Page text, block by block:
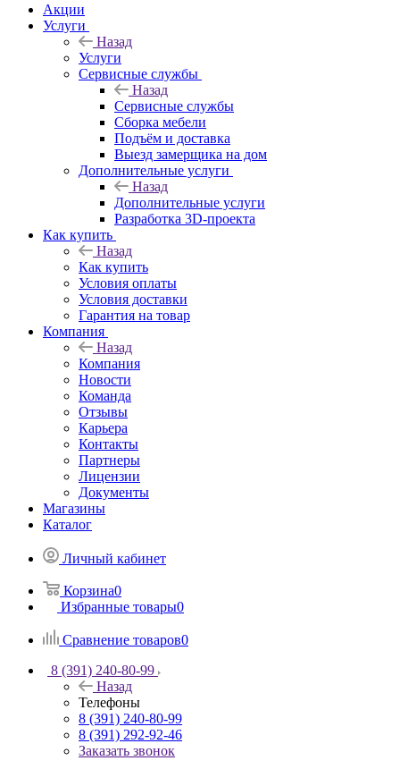
Акции
Услуги
Назад
Услуги
Сервисные службы
Назад
Сервисные службы
Сборка мебели
Подъём и доставка
Выезд замерщика на дом
Дополнительные услуги
Назад
Дополнительные услуги
Разработка 3D-проекта
Как купить
Назад
Как купить
Условия оплаты
Условия доставки
Гарантия на товар
Компания
Назад
Компания
Новости
Команда
Отзывы
Карьера
Контакты
Партнеры
Лицензии
Документы
Магазины
Каталог
Личный кабинет
Корзина0
Избранные товары0
Сравнение товаров0
8 (391) 240-80-99
Назад
Телефоны
8 (391) 240-80-99
8 (391) 292-92-46
Заказать звонок